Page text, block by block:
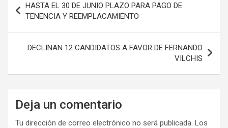
de
entradas
HASTA EL 30 DE JUNIO PLAZO PARA PAGO DE
TENENCIA Y REEMPLACAMIENTO
DECLINAN 12 CANDIDATOS A FAVOR DE FERNANDO
VILCHIS
Deja un comentario
Tu dirección de correo electrónico no será publicada. Los